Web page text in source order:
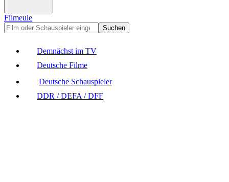
Filmeule
Suchen
Demnächst im TV
Deutsche Filme
Deutsche Schauspieler
DDR / DEFA / DFF